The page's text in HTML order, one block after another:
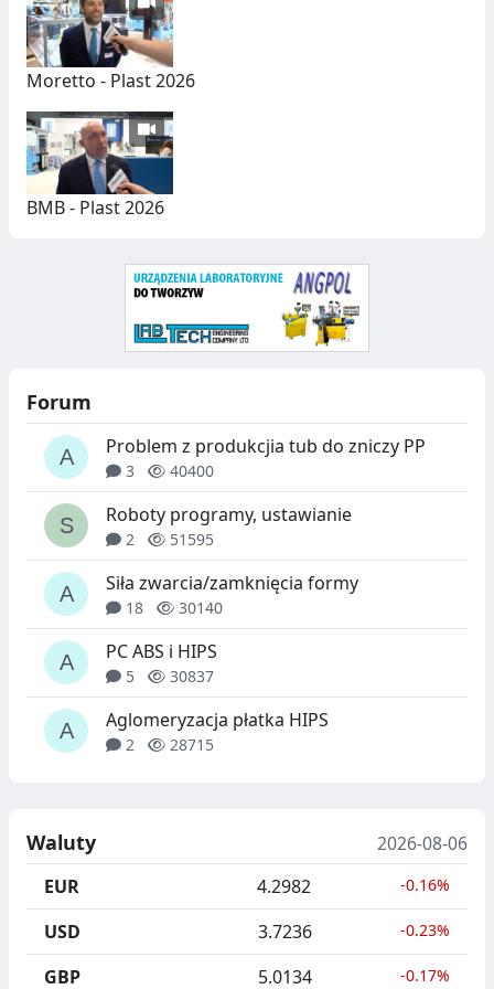
C
H
Moretto - Plast 2026
BMB - Plast 2026
Forum
Problem z produkcjia tub do zniczy PP
3 40400
Roboty programy, ustawianie
2 51595
Siła zwarcia/zamknięcia formy
18 30140
PC ABS i HIPS
5 30837
Aglomeryzacja płatka HIPS
2 28715
Waluty
2026-08-06
EUR
4.2982 -0.16%
USD 3.7236 -0.23%
GBP 5.0134 -0.17%